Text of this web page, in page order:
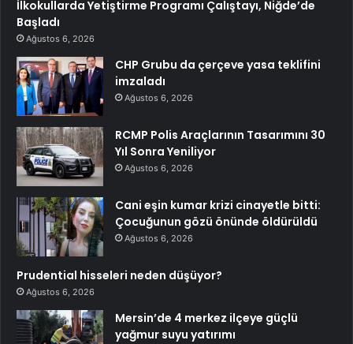
İlkokullarda Yetiştirme Programı Çalıştayı, Niğde’de
Başladı
Ağustos 6, 2026
CHP Grubu da çerçeve yasa teklifini
imzaladı
Ağustos 6, 2026
RCMP Polis Araçlarının Tasarımını 30
Yıl Sonra Yeniliyor
Ağustos 6, 2026
Cani eşin kumar krizi cinayetle bitti:
Çocuğunun gözü önünde öldürüldü
Ağustos 6, 2026
Prudential hisseleri neden düşüyor?
Ağustos 6, 2026
Mersin’de 4 merkez ilçeye güçlü
yağmur suyu yatırımı